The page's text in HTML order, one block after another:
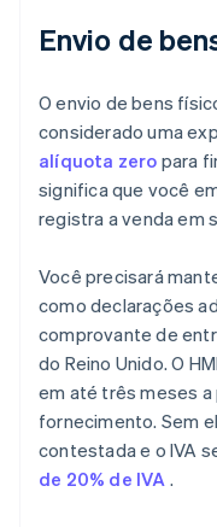
Envio de
O envio de bens
considerado uma
alíquota zero para
significa que você
registra a venda em
Você precisará
como declarações
comprovante de
do Reino Unido. O
em até três meses
fornecimento. Sem
contestada e o IVA
de 20% de IVA .